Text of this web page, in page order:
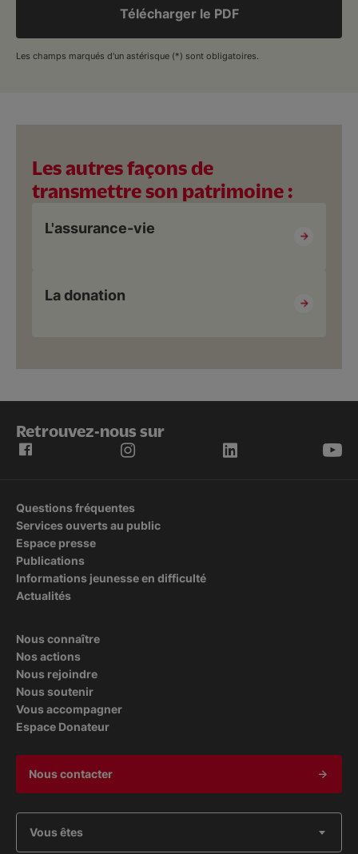
Les champs marqués d'un astérisque (*) sont obligatoires.
Les autres façons de
transmettre son patrimoine :
L'assurance-vie
La donation
Retrouvez-nous sur
Questions fréquentes
Services ouverts au public
Espace presse
Publications
Informations jeunesse en difficulté
Actualités
Nous connaître
Nos actions
Nous rejoindre
Nous soutenir
Vous accompagner
Espace Donateur
Nous contacter
Vous êtes